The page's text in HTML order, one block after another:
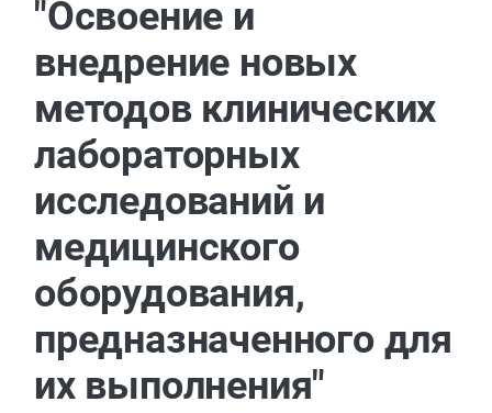
отношений#новости
"Освоение и
внедрение новых
методов клинических
лабораторных
исследований и
медицинского
оборудования,
предназначенного для
их выполнения"